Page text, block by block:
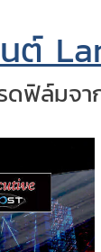
ต์
ฟิล์มจา